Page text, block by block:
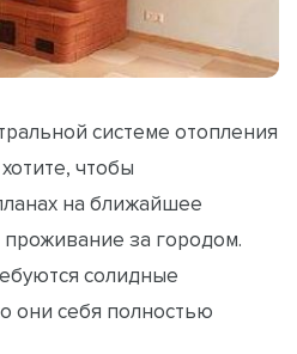
системе отопления
чтобы
на ближайшее
за городом.
солидные
они себя полностью